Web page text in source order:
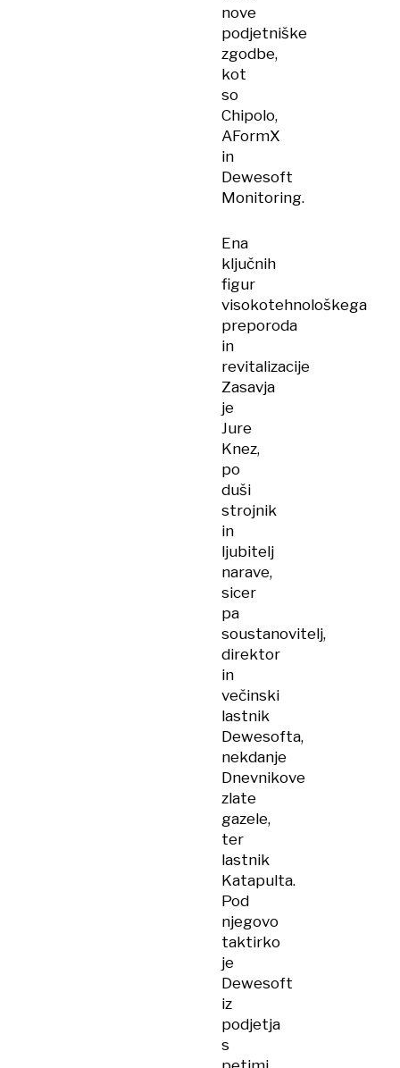
nove
podjetniške
zgodbe,
kot
so
Chipolo,
AFormX
in
Dewesoft
Monitoring.
Ena
ključnih
figur
visokotehnološkega
preporoda
in
revitalizacije
Zasavja
je
Jure
Knez,
po
duši
strojnik
in
ljubitelj
narave,
sicer
pa
soustanovitelj,
direktor
in
večinski
lastnik
Dewesofta,
nekdanje
Dnevnikove
zlate
gazele,
ter
lastnik
Katapulta.
Pod
njegovo
taktirko
je
Dewesoft
iz
podjetja
s